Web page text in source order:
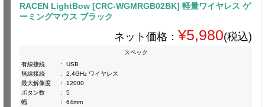
RACEN LightBow [CRC-WGMRGB02BK] 軽量ワイヤレス ゲ
ーミングマウス ブラック
ネット価格： ¥5,980(税込)
スペック
有線接続
:
USB
無線接続
:
2.4GHz ワイヤレス
最大解像度
:
12000
ボタン数
:
5
幅
:
64mm